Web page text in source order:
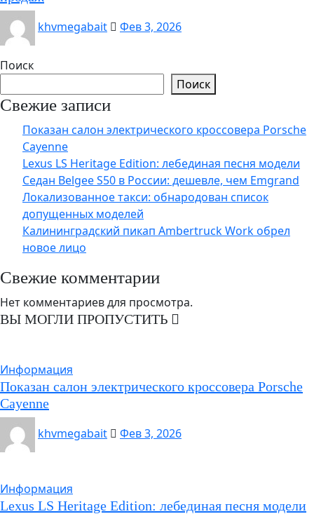
khvmegabait
Фев 3, 2026
Поиск
Поиск
Свежие записи
Показан салон электрического кроссовера Porsche
Cayenne
Lexus LS Heritage Edition: лебединая песня модели
Седан Belgee S50 в России: дешевле, чем Emgrand
Локализованное такси: обнародован список
допущенных моделей
Калининградский пикап Ambertruck Work обрел
новое лицо
Свежие комментарии
Нет комментариев для просмотра.
ВЫ МОГЛИ ПРОПУСТИТЬ
Информация
Показан салон электрического кроссовера Porsche
Cayenne
khvmegabait
Фев 3, 2026
Информация
Lexus LS Heritage Edition: лебединая песня модели